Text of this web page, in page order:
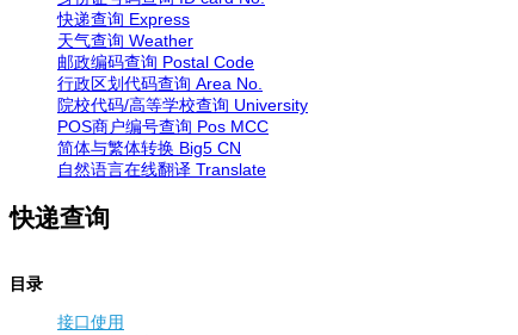
快递查询 Express
天气查询 Weather
邮政编码查询 Postal Code
行政区划代码查询 Area No.
院校代码/高等学校查询 University
POS商户编号查询 Pos MCC
简体与繁体转换 Big5 CN
自然语言在线翻译 Translate
快递查询
目录
接口使用